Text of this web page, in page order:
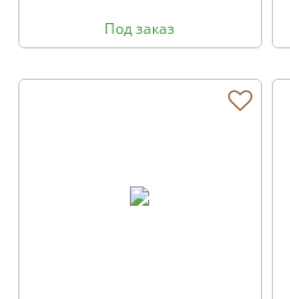
Под заказ